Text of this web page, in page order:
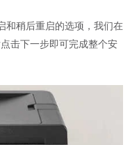
和稍后重启的选项，我们在
击下一步即可完成整个安